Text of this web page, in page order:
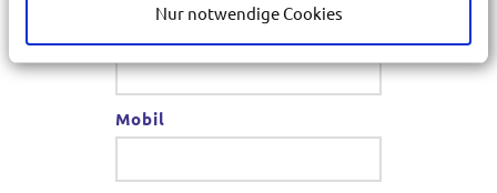
Nur notwendige Cookies
Mobil